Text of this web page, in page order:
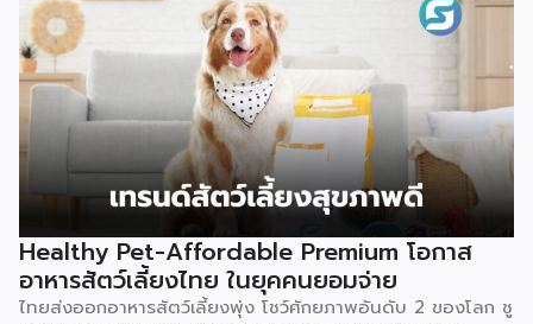
Healthy Pet-Affordable Premium โอกาส
อาหารสัตว์เลี้ยงไทย ในยุคคนยอมจ่าย
ไทยส่งออกอาหารสัตว์เลี้ยงพุ่ง โชว์ศักยภาพอันดับ 2 ของโลก ชู